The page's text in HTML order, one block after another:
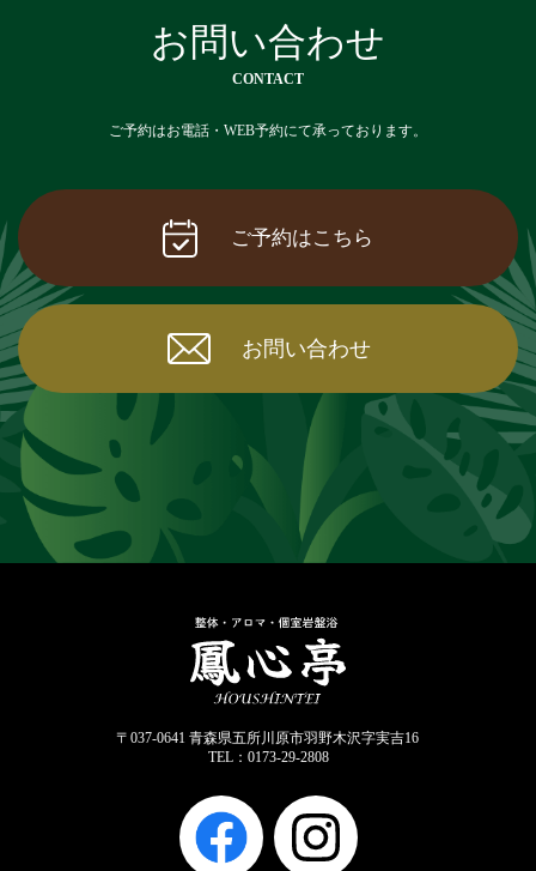
お問い合わせ
CONTACT
ご予約はお電話・WEB予約にて承っております。
ご予約はこちら
お問い合わせ
〒037-0641 青森県五所川原市羽野木沢字実吉16
TEL： 0173-29-2808